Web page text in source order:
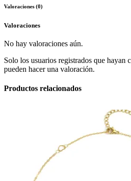
Valoraciones (0)
Valoraciones
No hay valoraciones aún.
Solo los usuarios registrados que hayan
pueden hacer una valoración.
Productos relacionados